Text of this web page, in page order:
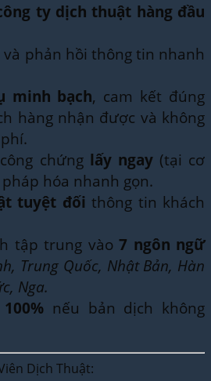
ty dịch thuật hàng đầu
và phản hồi thông tin nhanh
minh bạch, cam kết đúng
hàng nhận được và không
chứng lấy ngay(tại cơ
hóa nhanh gọn.
tuyệt đối thông tin khách
tập trung vào7 ngôn ngữ
Trung Quốc, Nhật Bản, Hàn
Nga.
nếu bản dịch không
Dịch Thuật: